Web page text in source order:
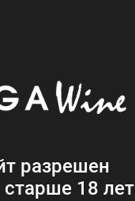
разрешен
18 лет
у